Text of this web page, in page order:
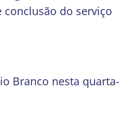
conclusão do serviço
Branco nesta quarta-